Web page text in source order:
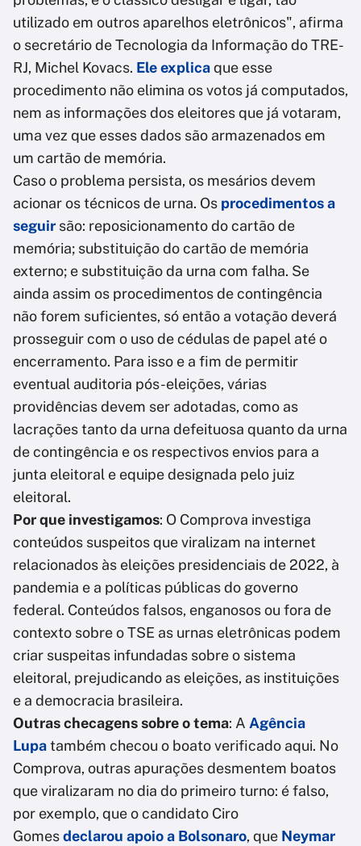
utilizado em outros aparelhos eletrônicos", afirma
o secretário de Tecnologia da Informação do TRE-
RJ, Michel Kovacs. Ele explicaque esse
procedimento não elimina os votos já computados,
nem as informações dos eleitores que já votaram,
uma vez que esses dados são armazenados em
um cartão de memória.
Caso o problema persista, os mesários devem
acionar os técnicos de urna. Os procedimentos a
seguir são: reposicionamento do cartão de
memória; substituição do cartão de memória
externo; e substituição da urna com falha. Se
ainda assim os procedimentos de contingência
não forem suficientes, só então a votação deverá
prosseguir com o uso de cédulas de papel até o
encerramento. Para isso e a fim de permitir
eventual auditoria pós-eleições, várias
providências devem ser adotadas, como as
lacrações tanto da urna defeituosa quanto da urna
de contingência e os respectivos envios para a
junta eleitoral e equipe designada pelo juiz
eleitoral.
Por que investigamos: O Comprova investiga
conteúdos suspeitos que viralizam na internet
relacionados às eleições presidenciais de 2022, à
pandemia e a políticas públicas do governo
federal. Conteúdos falsos, enganosos ou fora de
contexto sobre o TSE as urnas eletrônicas podem
criar suspeitas infundadas sobre o sistema
eleitoral, prejudicando as eleições, as instituições
e a democracia brasileira.
Outras checagens sobre o tema: A Agência
Lupatambém checou o boato verificado aqui. No
Comprova, outras apurações desmentem boatos
que viralizaram no dia do primeiro turno: é falso,
por exemplo, que o candidato Ciro
Gomesdeclarou apoio a Bolsonaro, que Neymar